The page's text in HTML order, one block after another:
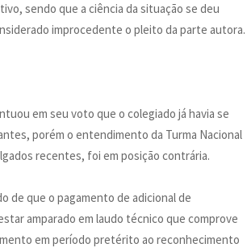
sendo que a ciência da situação se deu
improcedente o pleito da parte autora.
em seu voto que o colegiado já havia se
porém o entendimento da Turma Nacional
recentes, foi em posição contrária.
de que o pagamento de adicional de
amparado em laudo técnico que comprove
em período pretérito ao reconhecimento